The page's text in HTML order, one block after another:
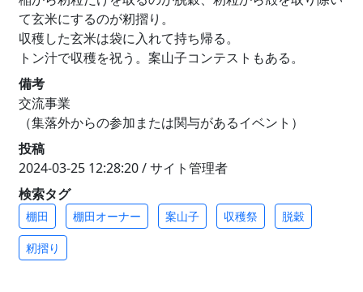
て玄米にするのが籾摺り。
収穫した玄米は袋に入れて持ち帰る。
トン汁で収穫を祝う。案山子コンテストもある。
備考
交流事業
（集落外からの参加または関与があるイベント）
投稿
2024-03-25 12:28:20 / サイト管理者
検索タグ
棚田 棚田オーナー 案山子 収穫祭 脱穀
籾摺り